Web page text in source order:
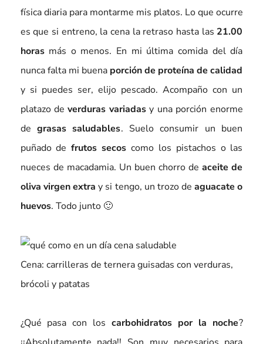
física diaria para montarme mis platos. Lo que ocurre
es que si entreno, la cena la retraso hasta las 21.00
horasmás o menos. En mi última comida del día
nunca falta mi buena porción de proteína de calidad
y si puedes ser, elijo pescado. Acompaño con un
platazo deverduras variadasy una porción enorme
de grasas saludables. Suelo consumir un buen
puñado defrutos secos como los pistachos o las
nueces de macadamia. Un buen chorro deaceite de
oliva virgen extra y si tengo, un trozo deaguacate o
huevos. Todo junto 🙂
Cena: carrilleras de ternera guisadas con verduras,
brócoli y patatas
¿Qué pasa con los carbohidratos por la noche?